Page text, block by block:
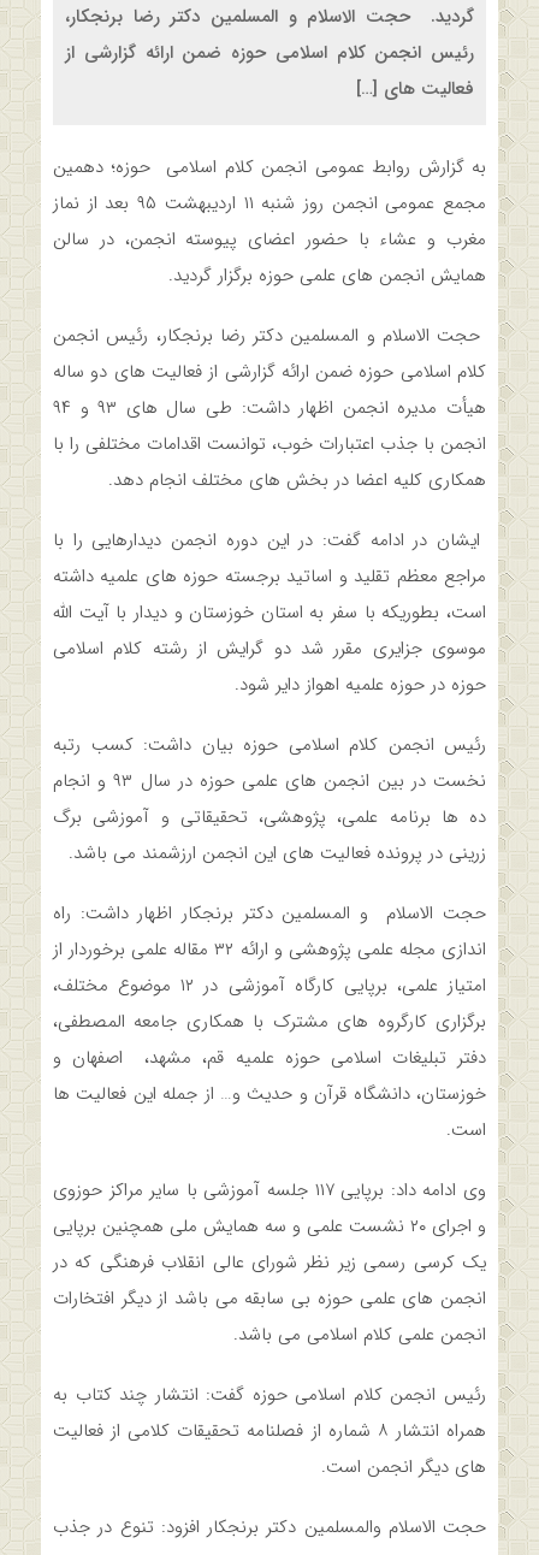
گردید. حجت الاسلام و المسلمین دکتر رضا برنجکار،
رئیس انجمن کلام اسلامی حوزه ضمن ارائه گزارشی از
فعالیت های […]
به گزارش روابط عمومی انجمن کلام اسلامی حوزه؛ دهمین
مجمع عمومی انجمن روز شنبه ۱۱ اردیبهشت ۹۵ بعد از نماز
مغرب و عشاء با حضور اعضای پیوسته انجمن، در سالن
همایش انجمن های علمی حوزه برگزار گردید.
حجت الاسلام و المسلمین دکتر رضا برنجکار، رئیس انجمن
کلام اسلامی حوزه ضمن ارائه گزارشی از فعالیت های دو ساله
هیأت مدیره انجمن اظهار داشت: طی سال های ۹۳ و ۹۴
انجمن با جذب اعتبارات خوب، توانست اقدامات مختلفی را با
همکاری کلیه اعضا در بخش های مختلف انجام دهد.
ایشان در ادامه گفت: در این دوره انجمن دیدارهایی را با
مراجع معظم تقلید و اساتید برجسته حوزه های علمیه داشته
است، بطوریکه با سفر به استان خوزستان و دیدار با آیت الله
موسوی جزایری مقرر شد دو گرایش از رشته کلام اسلامی
حوزه در حوزه علمیه اهواز دایر شود.
رئیس انجمن کلام اسلامی حوزه بیان داشت: کسب رتبه
نخست در بین انجمن های علمی حوزه در سال ۹۳ و انجام
ده ها برنامه علمی، پژوهشی، تحقیقاتی و آموزشی برگ
زرینی در پرونده فعالیت های این انجمن ارزشمند می باشد.
حجت الاسلام و المسلمین دکتر برنجکار اظهار داشت: راه
اندازی مجله علمی پژوهشی و ارائه ۳۲ مقاله علمی برخوردار از
امتیاز علمی، برپایی کارگاه آموزشی در ۱۲ موضوع مختلف،
برگزاری کارگروه های مشترک با همکاری جامعه المصطفی،
دفتر تبلیغات اسلامی حوزه علمیه قم، مشهد، اصفهان و
خوزستان، دانشگاه قرآن و حدیث و… از جمله این فعالیت ها
است.
وی ادامه داد: برپایی ۱۱۷ جلسه آموزشی با سایر مراکز حوزوی
و اجرای ۲۰ نشست علمی و سه همایش ملی همچنین برپایی
یک کرسی رسمی زیر نظر شورای عالی انقلاب فرهنگی که در
انجمن های علمی حوزه بی سابقه می باشد از دیگر افتخارات
انجمن علمی کلام اسلامی می باشد.
رئیس انجمن کلام اسلامی حوزه گفت: انتشار چند کتاب به
همراه انتشار ۸ شماره از فصلنامه تحقیقات کلامی از فعالیت
های دیگر انجمن است.
حجت الاسلام والمسلمین دکتر برنجکار افزود: تنوع در جذب